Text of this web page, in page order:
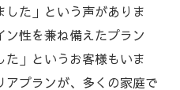
た」という声がありま
性を兼ね備えたプラン
」というお客様もいま
プランが、多くの家庭で